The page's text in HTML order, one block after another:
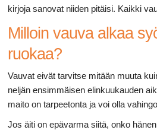
kirjoja sanovat niiden pitäisi. Kaikki
Milloin vauva alkaa
ruokaa?
Vauvat eivät tarvitse mitään muuta
neljän ensimmäisen elinkuukauden
maito on tarpeetonta ja voi olla
Jos äiti on epävarma siitä, onko